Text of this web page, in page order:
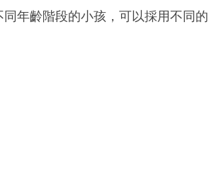
年齡階段的小孩，可以採用不同的